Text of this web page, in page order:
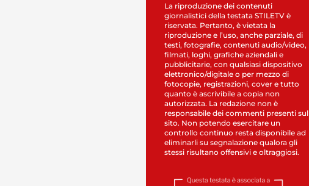
La riproduzione dei contenuti
giornalistici della testata STILETV è
riservata. Pertanto, è vietata la
riproduzione e l’uso, anche parziale, di
testi, fotografie, contenuti audio/video,
filmati, loghi, grafiche aziendali e
pubblicitarie, con qualsiasi dispositivo
elettronico/digitale o per mezzo di
fotocopie, registrazioni, cover e tutto
quanto è ascrivibile a copia non
autorizzata. La redazione non è
responsabile dei commenti presenti sul
sito. Non potendo esercitare un
controllo continuo resta disponibile ad
eliminarli su segnalazione qualora gli
stessi risultano offensivi e oltraggiosi.